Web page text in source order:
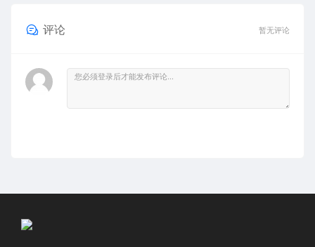
评论 暂无评论